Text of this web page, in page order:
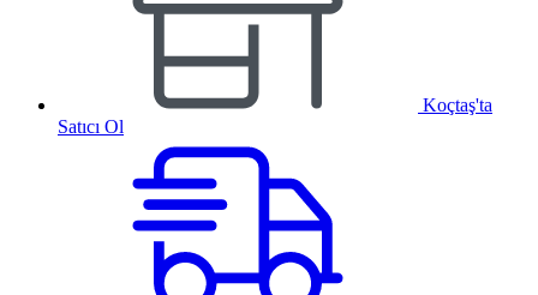
Koçtaş'ta
Satıcı Ol